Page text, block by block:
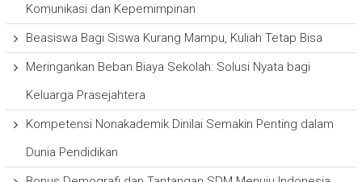
Komunikasi dan Kepemimpinan
Beasiswa Bagi Siswa Kurang Mampu, Kuliah Tetap Bisa
Meringankan Beban Biaya Sekolah: Solusi Nyata bagi
Keluarga Prasejahtera
Kompetensi Nonakademik Dinilai Semakin Penting dalam
Dunia Pendidikan